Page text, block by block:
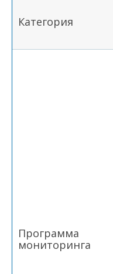
Категория
Программа
мониторинга